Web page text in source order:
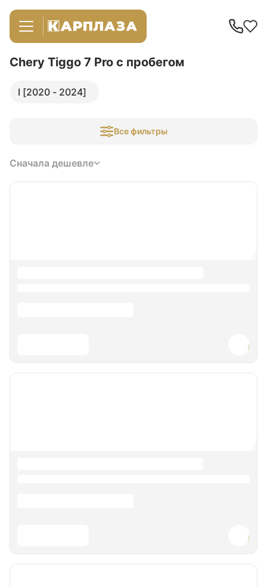
Chery Tiggo 7 Pro с пробегом
I [2020 - 2024]
Все фильтры
Сначала дешевле